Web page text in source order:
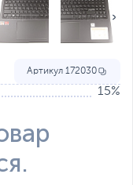
Артикул 172030
15%